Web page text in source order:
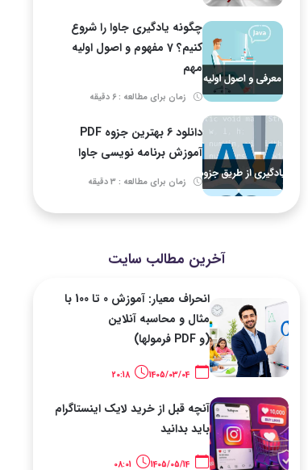
چگونه یادگیری جاوا را شروع
کنیم؟ 7 مفهوم و اصول اولیه
مهم
زمان برای مطالعه : 6 دقیقه
دانلود 6 بهترین جزوه PDF
آموزش برنامه نویسی جاوا
زمان برای مطالعه : 3 دقیقه
آخرین مطالب سایت
انحراف معیار: آموزش 0 تا 100 با
مثال و محاسبه آنلاین
(و PDF فرمولها)
1405/03/04
20:18
آنچه قبل از خرید لایک اینستاگرام
باید بدانید
1405/05/14
08:01